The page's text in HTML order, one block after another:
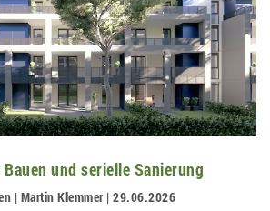
und serielle Sanierung
| Martin Klemmer | 29.06.2026